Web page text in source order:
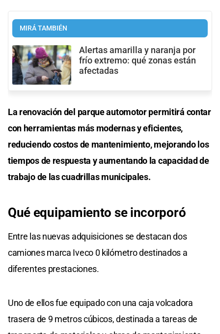
MIRÁ TAMBIÉN
Alertas amarilla y naranja por
frío extremo: qué zonas están
afectadas
La renovación del parque automotor permitirá contar
con herramientas más modernas y eficientes,
reduciendo costos de mantenimiento, mejorando los
tiempos de respuesta y aumentando la capacidad de
trabajo de las cuadrillas municipales.
Qué equipamiento se incorporó
Entre las nuevas adquisiciones se destacan dos
camiones marca Iveco 0 kilómetro destinados a
diferentes prestaciones.
Uno de ellos fue equipado con una caja volcadora
trasera de 9 metros cúbicos, destinada a tareas de